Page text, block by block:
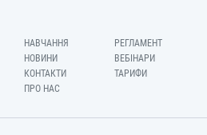
НАВЧАННЯ
НОВИНИ
КОНТАКТИ
ПРО НАС
РЕГЛАМЕНТ
ВЕБІНАРИ
ТАРИФИ